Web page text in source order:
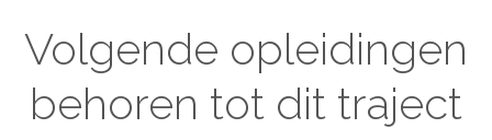
Volgende opleidingen
behoren tot dit traject